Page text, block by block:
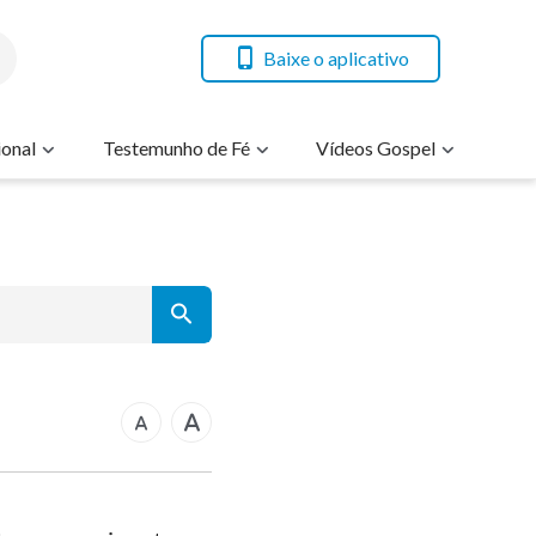
Baixe o aplicativo
Testemunho de Fé Vídeos Gospel